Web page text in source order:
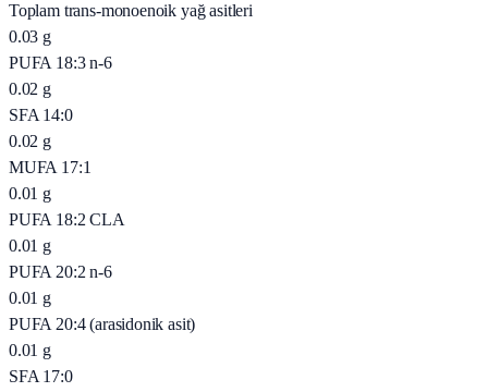
Toplam trans-monoenoik yağ asitleri
0.03 g
PUFA 18:3 n-6
0.02 g
SFA 14:0
0.02 g
MUFA 17:1
0.01 g
PUFA 18:2 CLA
0.01 g
PUFA 20:2 n-6
0.01 g
PUFA 20:4 (arasidonik asit)
0.01 g
SFA 17:0